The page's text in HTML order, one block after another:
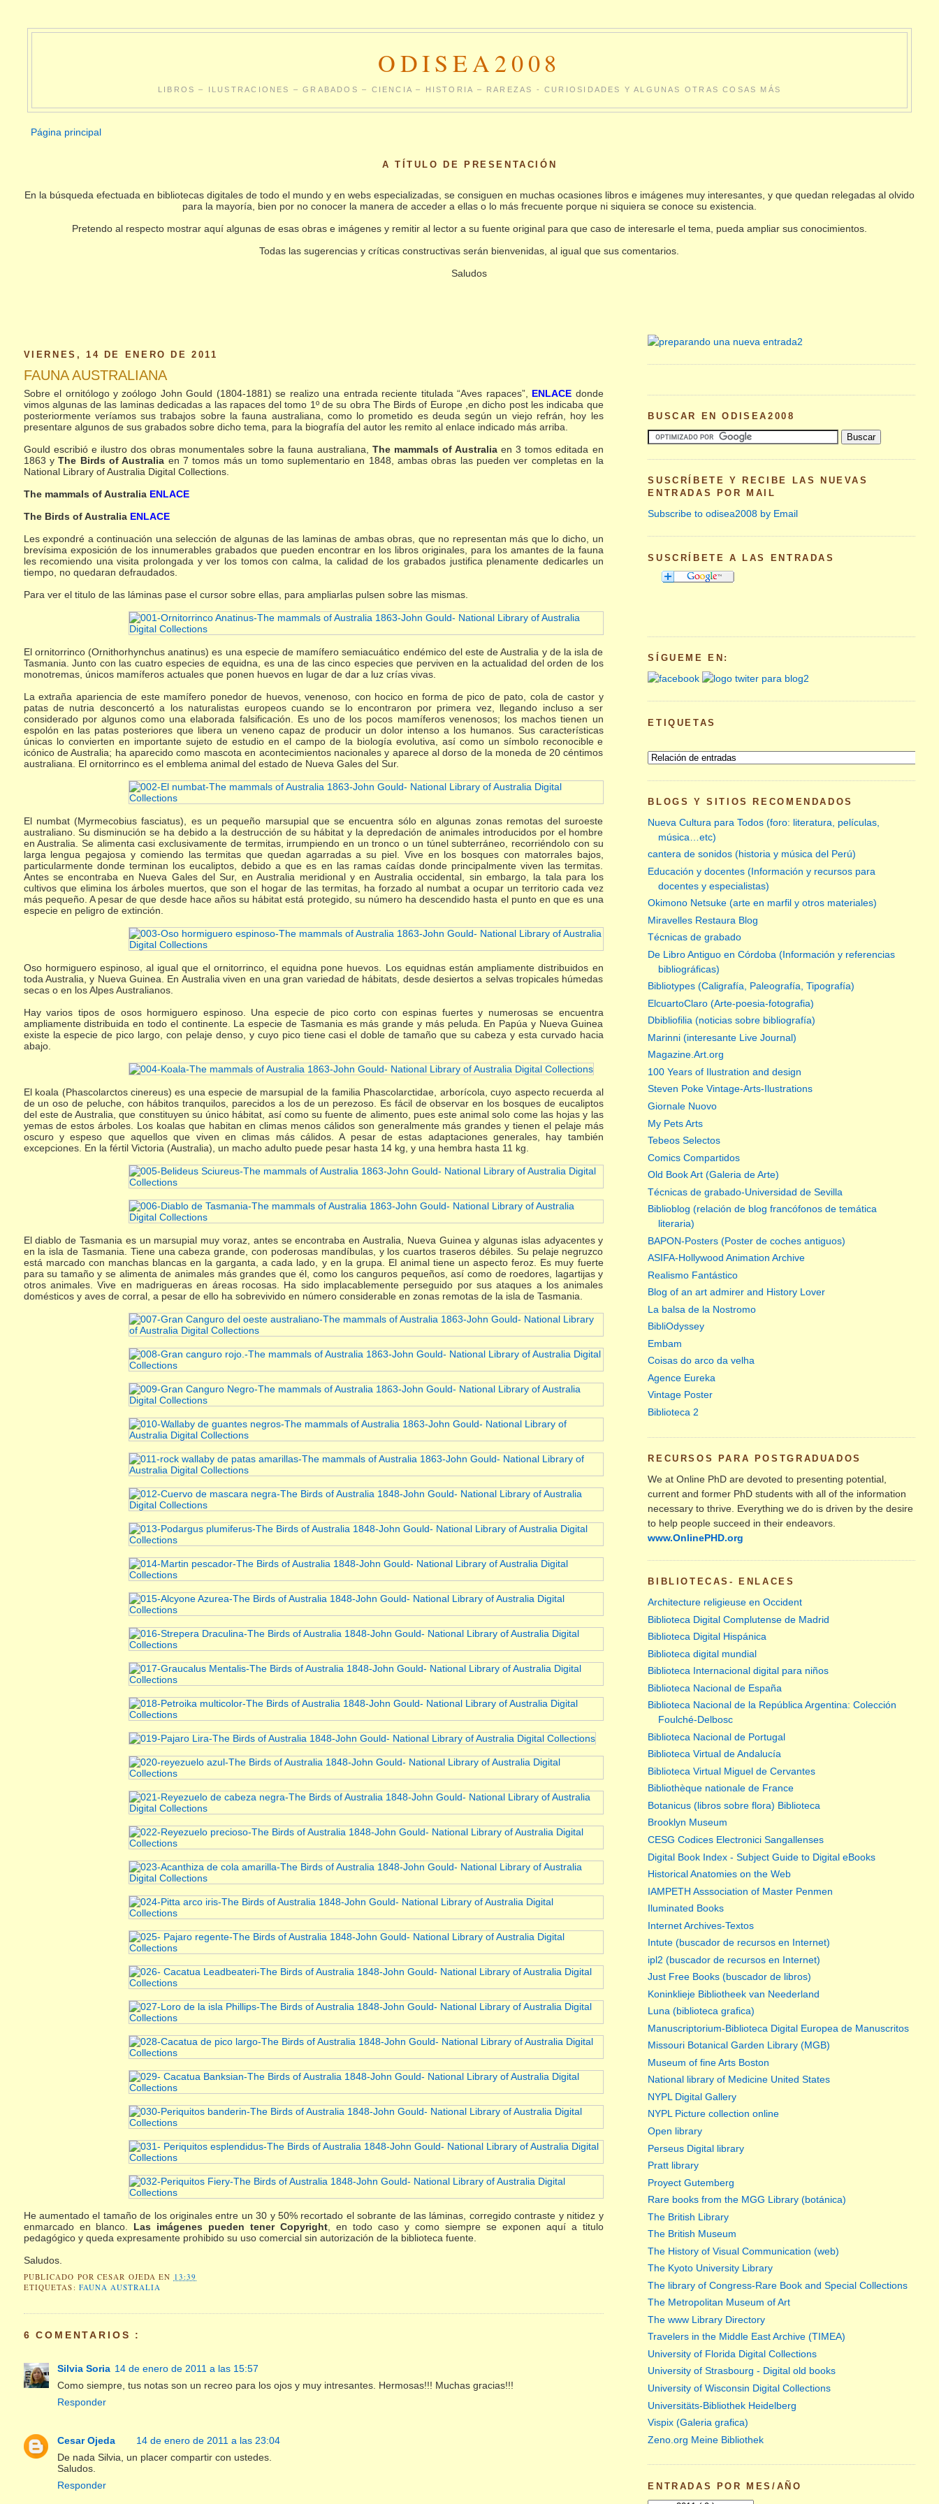
ODISEA2008
LIBROS – ILUSTRACIONES – GRABADOS – CIENCIA – HISTORIA – RAREZAS - CURIOSIDADES Y ALGUNAS OTRAS COSAS MÁS
Página principal
A TÍTULO DE PRESENTACIÓN
En la búsqueda efectuada en bibliotecas digitales de todo el mundo y en webs especializadas, se consiguen en muchas ocasiones libros e imágenes muy interesantes, y que quedan relegadas al olvido
para la mayoría, bien por no conocer la manera de acceder a ellas o lo más frecuente porque ni siquiera se conoce su existencia.
Pretendo al respecto mostrar aquí algunas de esas obras e imágenes y remitir al lector a su fuente original para que caso de interesarle el tema, pueda ampliar sus conocimientos.
Todas las sugerencias y críticas constructivas serán bienvenidas, al igual que sus comentarios.
Saludos
VIERNES, 14 DE ENERO DE 2011
FAUNA AUSTRALIANA
Sobre el ornitólogo y zoólogo John Gould (1804-1881) se realizo una entrada reciente titulada “Aves rapaces”, ENLACE donde
vimos algunas de las laminas dedicadas a las rapaces del tomo 1º de su obra The Birds of Europe ,en dicho post les indicaba que
posteriormente veríamos sus trabajos sobre la fauna australiana, como lo prometido es deuda según un viejo refrán, hoy les
presentare algunos de sus grabados sobre dicho tema, para la biografía del autor les remito al enlace indicado más arriba.
Gould escribió e ilustro dos obras monumentales sobre la fauna australiana, The mammals of Australia en 3 tomos editada en
1863 yThe Birds of Australia en 7 tomos más un tomo suplementario en 1848, ambas obras las pueden ver completas en la
National Library of Australia Digital Collections.
The mammals of Australia ENLACE
The Birds of Australia ENLACE
Les expondré a continuación una selección de algunas de las laminas de ambas obras, que no representan más que lo dicho, un
brevísima exposición de los innumerables grabados que pueden encontrar en los libros originales, para los amantes de la fauna
les recomiendo una visita prolongada y ver los tomos con calma, la calidad de los grabados justifica plenamente dedicarles un
tiempo, no quedaran defraudados.
Para ver el titulo de las láminas pase el cursor sobre ellas, para ampliarlas pulsen sobre las mismas.
El ornitorrinco (Ornithorhynchus anatinus) es una especie de mamífero semiacuático endémico del este de Australia y de la isla de
Tasmania. Junto con las cuatro especies de equidna, es una de las cinco especies que perviven en la actualidad del orden de los
monotremas, únicos mamíferos actuales que ponen huevos en lugar de dar a luz crías vivas.
La extraña apariencia de este mamífero ponedor de huevos, venenoso, con hocico en forma de pico de pato, cola de castor y
patas de nutria desconcertó a los naturalistas europeos cuando se lo encontraron por primera vez, llegando incluso a ser
considerado por algunos como una elaborada falsificación. Es uno de los pocos mamíferos venenosos; los machos tienen un
espolón en las patas posteriores que libera un veneno capaz de producir un dolor intenso a los humanos. Sus características
únicas lo convierten en importante sujeto de estudio en el campo de la biología evolutiva, así como un símbolo reconocible e
icónico de Australia; ha aparecido como mascota en acontecimientos nacionales y aparece al dorso de la moneda de 20 céntimos
australiana. El ornitorrinco es el emblema animal del estado de Nueva Gales del Sur.
El numbat (Myrmecobius fasciatus), es un pequeño marsupial que se encuentra sólo en algunas zonas remotas del suroeste
australiano. Su disminución se ha debido a la destrucción de su hábitat y la depredación de animales introducidos por el hombre
en Australia. Se alimenta casi exclusivamente de termitas, irrumpiendo en un tronco o un túnel subterráneo, recorriéndolo con su
larga lengua pegajosa y comiendo las termitas que quedan agarradas a su piel. Vive en los bosques con matorrales bajos,
particularmente donde terminan los eucaliptos, debido a que es en las ramas caídas donde principalmente viven las termitas.
Antes se encontraba en Nueva Gales del Sur, en Australia meridional y en Australia occidental, sin embargo, la tala para los
cultivos que elimina los árboles muertos, que son el hogar de las termitas, ha forzado al numbat a ocupar un territorio cada vez
más pequeño. A pesar de que desde hace años su hábitat está protegido, su número ha descendido hasta el punto en que es una
especie en peligro de extinción.
Oso hormiguero espinoso, al igual que el ornitorrinco, el equidna pone huevos. Los equidnas están ampliamente distribuidos en
toda Australia, y Nueva Guinea. En Australia viven en una gran variedad de hábitats, desde desiertos a selvas tropicales húmedas
secas o en los Alpes Australianos.
Hay varios tipos de osos hormiguero espinoso. Una especie de pico corto con espinas fuertes y numerosas se encuentra
ampliamente distribuida en todo el continente. La especie de Tasmania es más grande y más peluda. En Papúa y Nueva Guinea
existe la especie de pico largo, con pelaje denso, y cuyo pico tiene casi el doble de tamaño que su cabeza y esta curvado hacia
abajo.
El koala (Phascolarctos cinereus) es una especie de marsupial de la familia Phascolarctidae, arborícola, cuyo aspecto recuerda al
de un oso de peluche, con hábitos tranquilos, parecidos a los de un perezoso. Es fácil de observar en los bosques de eucaliptos
del este de Australia, que constituyen su único hábitat, así como su fuente de alimento, pues este animal solo come las hojas y las
yemas de estos árboles. Los koalas que habitan en climas menos cálidos son generalmente más grandes y tienen el pelaje más
oscuro y espeso que aquellos que viven en climas más cálidos. A pesar de estas adaptaciones generales, hay también
excepciones. En la fértil Victoria (Australia), un macho adulto puede pesar hasta 14 kg, y una hembra hasta 11 kg.
El diablo de Tasmania es un marsupial muy voraz, antes se encontraba en Australia, Nueva Guinea y algunas islas adyacentes y
en la isla de Tasmania. Tiene una cabeza grande, con poderosas mandíbulas, y los cuartos traseros débiles. Su pelaje negruzco
está marcado con manchas blancas en la garganta, a cada lado, y en la grupa. El animal tiene un aspecto feroz. Es muy fuerte
para su tamaño y se alimenta de animales más grandes que él, como los canguros pequeños, así como de roedores, lagartijas y
otros animales. Vive en madrigueras en áreas rocosas. Ha sido implacablemente perseguido por sus ataques a los animales
domésticos y aves de corral, a pesar de ello ha sobrevivido en número considerable en zonas remotas de la isla de Tasmania.
He aumentado el tamaño de los originales entre un 30 y 50% recortado el sobrante de las láminas, corregido contraste y nitidez y
enmarcado en blanco. Las imágenes pueden tener Copyright , en todo caso y como siempre se exponen aquí a titulo
pedagógico y queda expresamente prohibido su uso comercial sin autorización de la biblioteca fuente.
Saludos.
PUBLICADO PORCESAR OJEDAEN 13:39
ETIQUETAS: FAUNA AUSTRALIA
6 COMENTARIOS :
Silvia Soria 14 de enero de 2011 a las 15:57
Como siempre, tus notas son un recreo para los ojos y muy intresantes. Hermosas!!! Muchas gracias!!!
Responder
Cesar Ojeda
14 de enero de 2011 a las 23:04
De nada Silvia, un placer compartir con ustedes.
Saludos.
Responder
BUSCAR EN ODISEA2008
SUSCRÍBETE Y RECIBE LAS NUEVAS
ENTRADAS POR MAIL
Subscribe to odisea2008 by Email
SUSCRÍBETE A LAS ENTRADAS
SÍGUEME EN:
ETIQUETAS
BLOGS Y SITIOS RECOMENDADOS
Nueva Cultura para Todos (foro: literatura, películas,
música…etc)
cantera de sonidos (historia y música del Perú)
Educación y docentes (Información y recursos para
docentes y especialistas)
Okimono Netsuke (arte en marfil y otros materiales)
Miravelles Restaura Blog
Técnicas de grabado
De Libro Antiguo en Córdoba (Información y referencias
bibliográficas)
Bibliotypes (Caligrafía, Paleografía, Tipografía)
ElcuartoClaro (Arte-poesia-fotografia)
Dbibliofilia (noticias sobre bibliografía)
Marinni (interesante Live Journal)
Magazine.Art.org
100 Years of Ilustration and design
Steven Poke Vintage-Arts-Ilustrations
Giornale Nuovo
My Pets Arts
Tebeos Selectos
Comics Compartidos
Old Book Art (Galeria de Arte)
Técnicas de grabado-Universidad de Sevilla
Biblioblog (relación de blog francófonos de temática
literaria)
BAPON-Posters (Poster de coches antiguos)
ASIFA-Hollywood Animation Archive
Realismo Fantástico
Blog of an art admirer and History Lover
La balsa de la Nostromo
BibliOdyssey
Embam
Coisas do arco da velha
Agence Eureka
Vintage Poster
Biblioteca 2
RECURSOS PARA POSTGRADUADOS
We at Online PhD are devoted to presenting potential,
current and former PhD students with all of the information
necessary to thrive. Everything we do is driven by the desire
to help people succeed in their endeavors.
www.OnlinePHD.org
BIBLIOTECAS- ENLACES
Architecture religieuse en Occident
Biblioteca Digital Complutense de Madrid
Biblioteca Digital Hispánica
Biblioteca digital mundial
Biblioteca Internacional digital para niños
Biblioteca Nacional de España
Biblioteca Nacional de la República Argentina: Colección
Foulché-Delbosc
Biblioteca Nacional de Portugal
Biblioteca Virtual de Andalucía
Biblioteca Virtual Miguel de Cervantes
Bibliothèque nationale de France
Botanicus (libros sobre flora) Biblioteca
Brooklyn Museum
CESG Codices Electronici Sangallenses
Digital Book Index - Subject Guide to Digital eBooks
Historical Anatomies on the Web
IAMPETH Asssociation of Master Penmen
Iluminated Books
Internet Archives-Textos
Intute (buscador de recursos en Internet)
ipl2 (buscador de recursos en Internet)
Just Free Books (buscador de libros)
Koninklieje Bibliotheek van Neederland
Luna (biblioteca grafica)
Manuscriptorium-Biblioteca Digital Europea de Manuscritos
Missouri Botanical Garden Library (MGB)
Museum of fine Arts Boston
National library of Medicine United States
NYPL Digital Gallery
NYPL Picture collection online
Open library
Perseus Digital library
Pratt library
Proyect Gutemberg
Rare books from the MGG Library (botánica)
The British Library
The British Museum
The History of Visual Communication (web)
The Kyoto University Library
The library of Congress-Rare Book and Special Collections
The Metropolitan Museum of Art
The www Library Directory
Travelers in the Middle East Archive (TIMEA)
University of Florida Digital Collections
University of Strasbourg - Digital old books
University of Wisconsin Digital Collections
Universitäts-Bibliothek Heidelberg
Vispix (Galeria grafica)
Zeno.org Meine Bibliothek
ENTRADAS POR MES/AÑO